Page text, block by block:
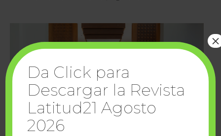
Da Click para
Descargar la Revista
Latitud21 Agosto
2026
×